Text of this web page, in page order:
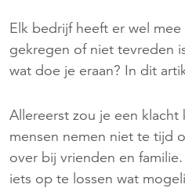
Elk bedrijf heeft er wel
gekregen of niet tevreden
wat doe je eraan? In dit
Allereerst zou je een klacht
mensen nemen niet te tijd
over bij vrienden en
iets op te lossen wat